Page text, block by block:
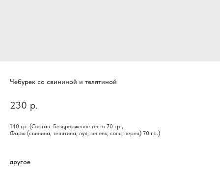
Чебурек со свининой и телятиной
230 р.
140 гр. (Состав: Бездрожжевое тесто 70 гр.,
Фарш (свинина, телятина, лук, зелень, соль, перец) 70 гр.)
другое